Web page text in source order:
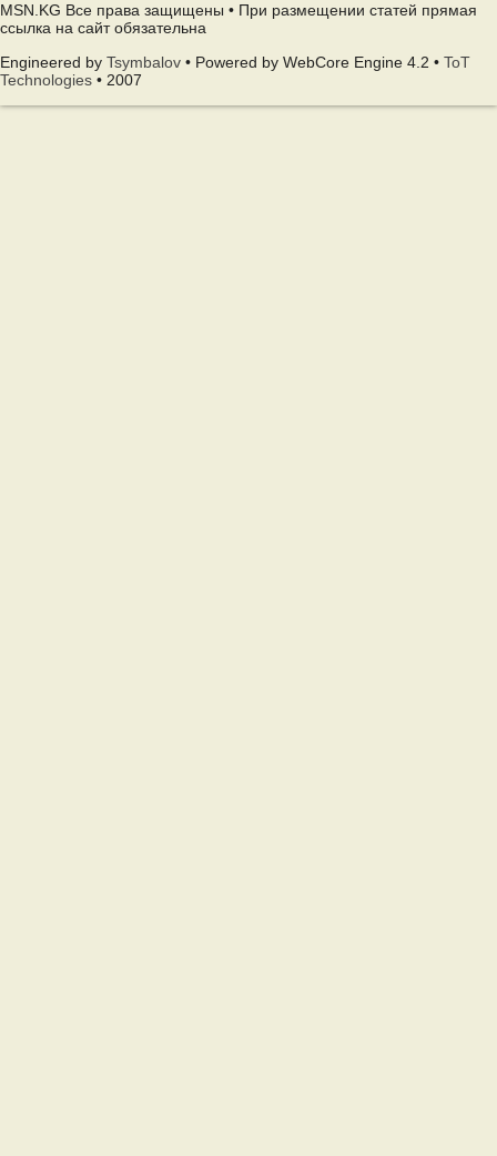
MSN.KG Все права защищены • При размещении статей прямая
ссылка на сайт обязательна
Engineered by Tsymbalov • Powered by WebCore Engine 4.2 • ToT
Technologies • 2007